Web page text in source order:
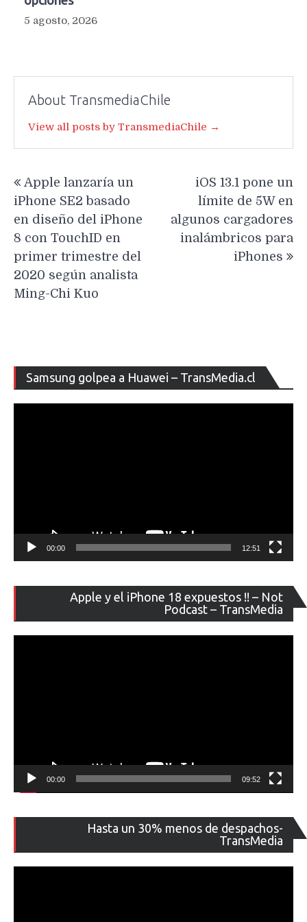
5 agosto, 2026
About TransmediaChile
View all posts by TransmediaChile →
de
entradas
Apple lanzaría un
iPhone SE2 basado
en diseño del iPhone
8 con TouchID en
primer trimestre del
2020 según analista
Ming-Chi Kuo
iOS 13.1 pone un
límite de 5W en
algunos cargadores
inalámbricos para
iPhones
Samsung golpea a Huawei – TransMedia.cl
de
00:00 12:51
Apple y el iPhone 18 expuestos !! – Not
Podcast – TransMedia
de
00:00 09:52
Hasta un 30% menos de despachos-
TransMedia
de